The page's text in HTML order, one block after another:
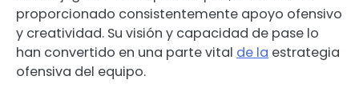
proporcionado consistentemente apoyo ofensivo
y creatividad. Su visión y capacidad de pase lo
han convertido en una parte vital de la estrategia
ofensiva del equipo.